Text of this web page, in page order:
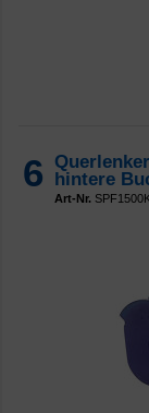
6
hintere
Art-Nr.